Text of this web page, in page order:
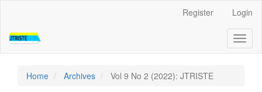
page
content
Navigation
Register Login
Home Archives Vol 9 No 2 (2022): JTRISTE